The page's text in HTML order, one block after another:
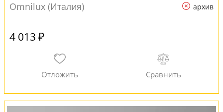
Omnilux (Италия)
архив
4 013 ₽